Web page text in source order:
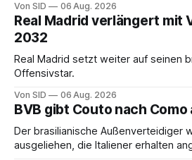
Von SID 06 Aug. 2026
Real Madrid verlängert mit
2032
Real Madrid setzt weiter auf seinen
Offensivstar.
Von SID 06 Aug. 2026
BVB gibt Couto nach Como
Der brasilianische Außenverteidiger
ausgeliehen, die Italiener erhalten